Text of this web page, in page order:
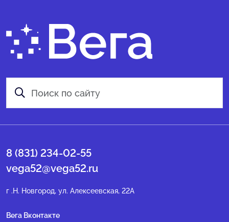
8 (831) 234-02-55
vega52@vega52.ru
г .Н. Новгород, ул. Алексеевская, 22А
Вега Вконтакте